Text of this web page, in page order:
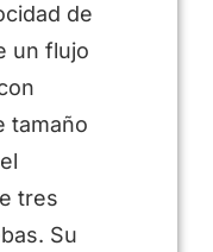
de
un flujo
tamaño
tres
Su